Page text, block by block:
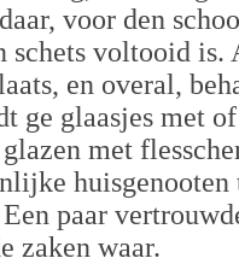
voor den
schets voltooid
en overal,
ge glaasjes met
met
paar
zaken waar.